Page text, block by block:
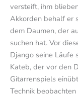
versteift, ihm
Akkorden behalf er
dem Daumen, der
suchen hat. Vor
Django seine Läufe
Kateb, der vor den
Gitarrenspiels
Technik